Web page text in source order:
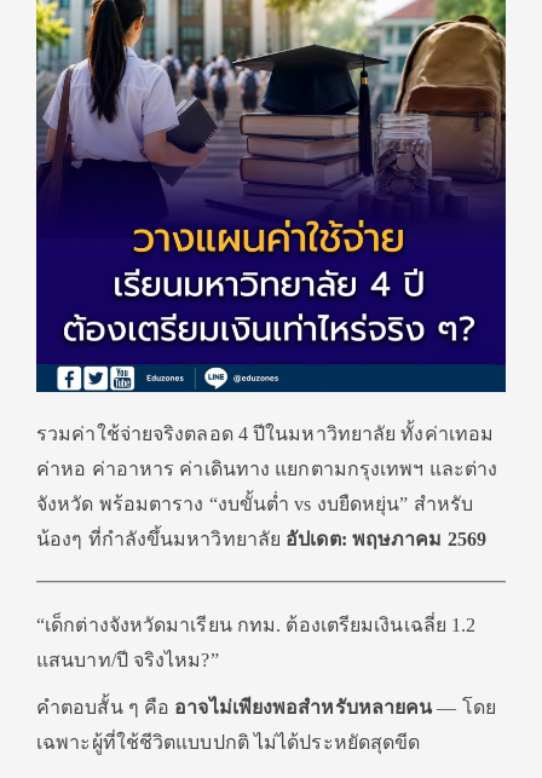
รวมค่าใช้จ่ายจริงตลอด 4 ปีในมหาวิทยาลัย ทั้งค่าเทอม
ค่าหอ ค่าอาหาร ค่าเดินทาง แยกตามกรุงเทพฯ และต่าง
จังหวัด พร้อมตาราง “งบขั้นต่ำ vs งบยืดหยุ่น” สำหรับ
น้องๆ ที่กำลังขึ้นมหาวิทยาลัย อัปเดต: พฤษภาคม 2569
“เด็กต่างจังหวัดมาเรียน กทม. ต้องเตรียมเงินเฉลี่ย 1.2
แสนบาท/ปี จริงไหม?”
คำตอบสั้น ๆ คือ อาจไม่เพียงพอสำหรับหลายคน— โดย
เฉพาะผู้ที่ใช้ชีวิตแบบปกติ ไม่ได้ประหยัดสุดขีด